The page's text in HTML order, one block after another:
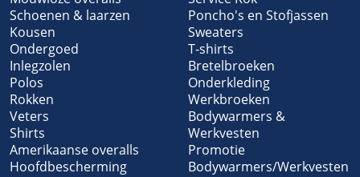
Schoenen & laarzen
Kousen
Ondergoed
Inlegzolen
Polos
Rokken
Veters
Shirts
Amerikaanse overalls
Hoofdbescherming
Poncho's en Stofjassen
Sweaters
T-shirts
Bretelbroeken
Onderkleding
Werkbroeken
Bodywarmers &
Werkvesten
Promotie
Bodywarmers/Werkvesten